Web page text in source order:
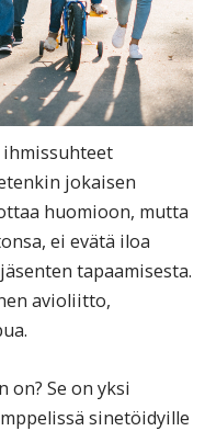
ihmissuhteet
jokaisen
huomioon, mutta
ei evätä iloa
tapaamisesta.
avioliitto,
Se on yksi
sinetöidyille